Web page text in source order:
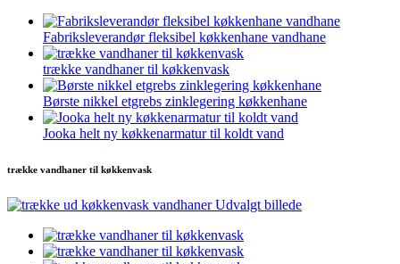
Fabriksleverandør fleksibel køkkenhane vandhane
trække vandhaner til køkkenvask
Børste nikkel etgrebs zinklegering køkkenhane
Jooka helt ny køkkenarmatur til koldt vand
trække vandhaner til køkkenvask